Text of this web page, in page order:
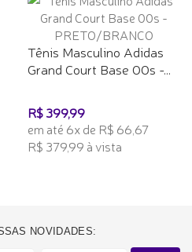
Tênis Masculino Adidas
Grand Court Base 00s -...
R$ 399,99
em até 6x de R$ 66,67
R$ 379,99 à vista
NOVIDADES: